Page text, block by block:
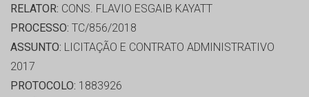
RELATOR: CONS. FLAVIO ESGAIB KAYATT
PROCESSO: TC/856/2018
ASSUNTO: LICITAÇÃO E CONTRATO ADMINISTRATIVO
2017
PROTOCOLO: 1883926